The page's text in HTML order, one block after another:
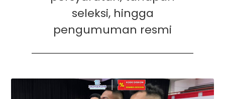
seleksi, hingga
pengumuman resmi